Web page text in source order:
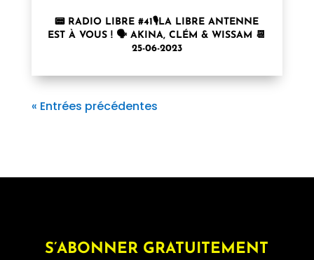
📟 RADIO LIBRE #41🎙LA LIBRE ANTENNE
EST À VOUS ! 🗣 AKINA, CLÉM & WISSAM 📆
25-06-2023
« Entrées précédentes
S’ABONNER GRATUITEMENT